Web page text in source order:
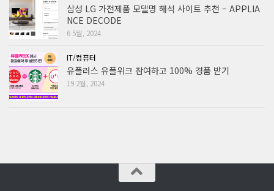
삼성 LG 가전제품 모델명 해석 사이트 추천 – APPLIA
NCE DECODE
6 5월, 2024
IT/컴퓨터
유플러스 유플위크 참여하고 100% 경품 받기
19 2월, 2024